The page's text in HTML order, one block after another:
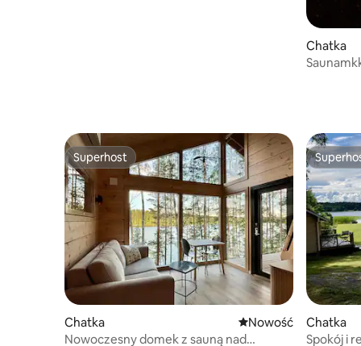
Chatka
Superhost
Superhost
Chatka Nowe miejsce pobytu
Nowość
Nowoczesny domek z sauną nad
Chatka
Spokój i